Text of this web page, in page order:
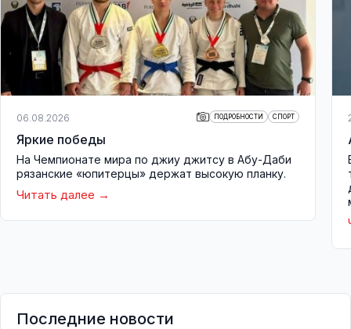
06.08.2026 ПОДРОБНОСТИ СПОРТ
Яркие победы
На Чемпионате мира по джиу джитсу в Абу-Даби
рязанские «юпитерцы» держат высокую планку.
Читать далее
Последние новости